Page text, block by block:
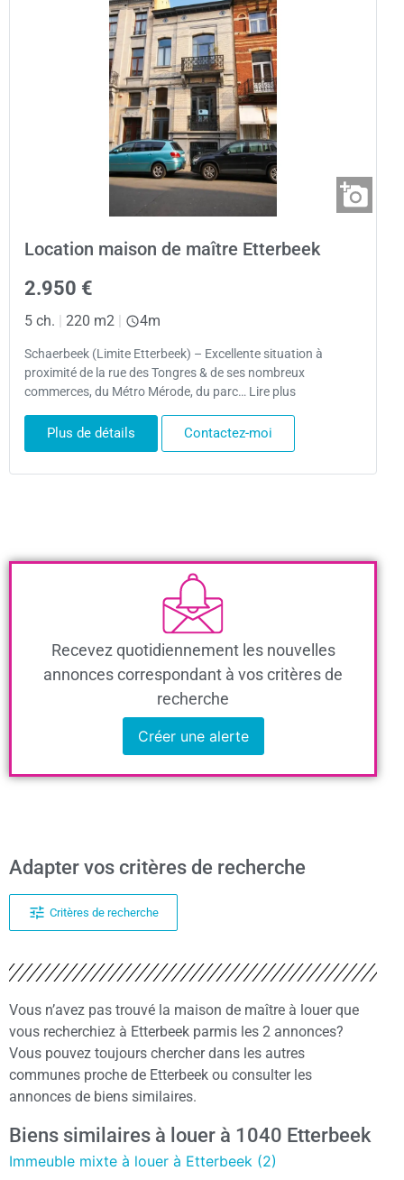
Location maison de maître Etterbeek
2.950 €
5 ch. | 220 m2 | 4m
Schaerbeek (Limite Etterbeek) – Excellente situation à
proximité de la rue des Tongres & de ses nombreux
commerces, du Métro Mérode, du parc… Lire plus
Plus de détails Contactez-moi
Recevez quotidiennement les nouvelles
annonces correspondant à vos critères de
recherche
Créer une alerte
Adapter vos critères de recherche
Critères de recherche
Vous n’avez pas trouvé la maison de maître à louer que
vous recherchiez à Etterbeek parmis les 2 annonces?
Vous pouvez toujours chercher dans les autres
communes proche de Etterbeek ou consulter les
annonces de biens similaires.
Biens similaires à louer à 1040 Etterbeek
Immeuble mixte à louer à Etterbeek (2)